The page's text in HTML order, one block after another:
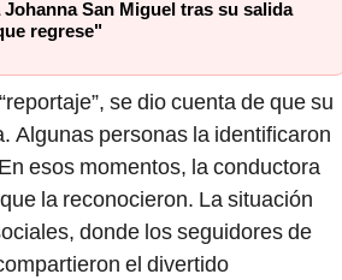
San Miguel tras su salida
regrese"
se dio cuenta de que su
Algunas personas la identificaron
esos momentos, la conductora
la reconocieron. La situación
donde los seguidores de
el divertido